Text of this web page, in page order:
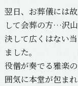
翌日、お葬儀には
して会葬の方…沢
決して広くはない
ました。
役僧が奏でる雅楽
囲気に本堂が包まれ